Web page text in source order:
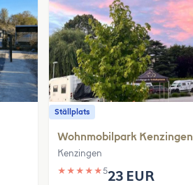
Ställplats
Wohnmobilpark Kenzingen
Kenzingen
★ ★ ★ ★ ★523 EUR